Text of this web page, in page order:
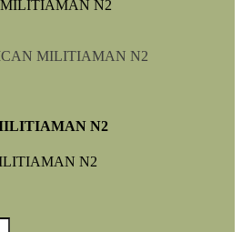
N2
N2